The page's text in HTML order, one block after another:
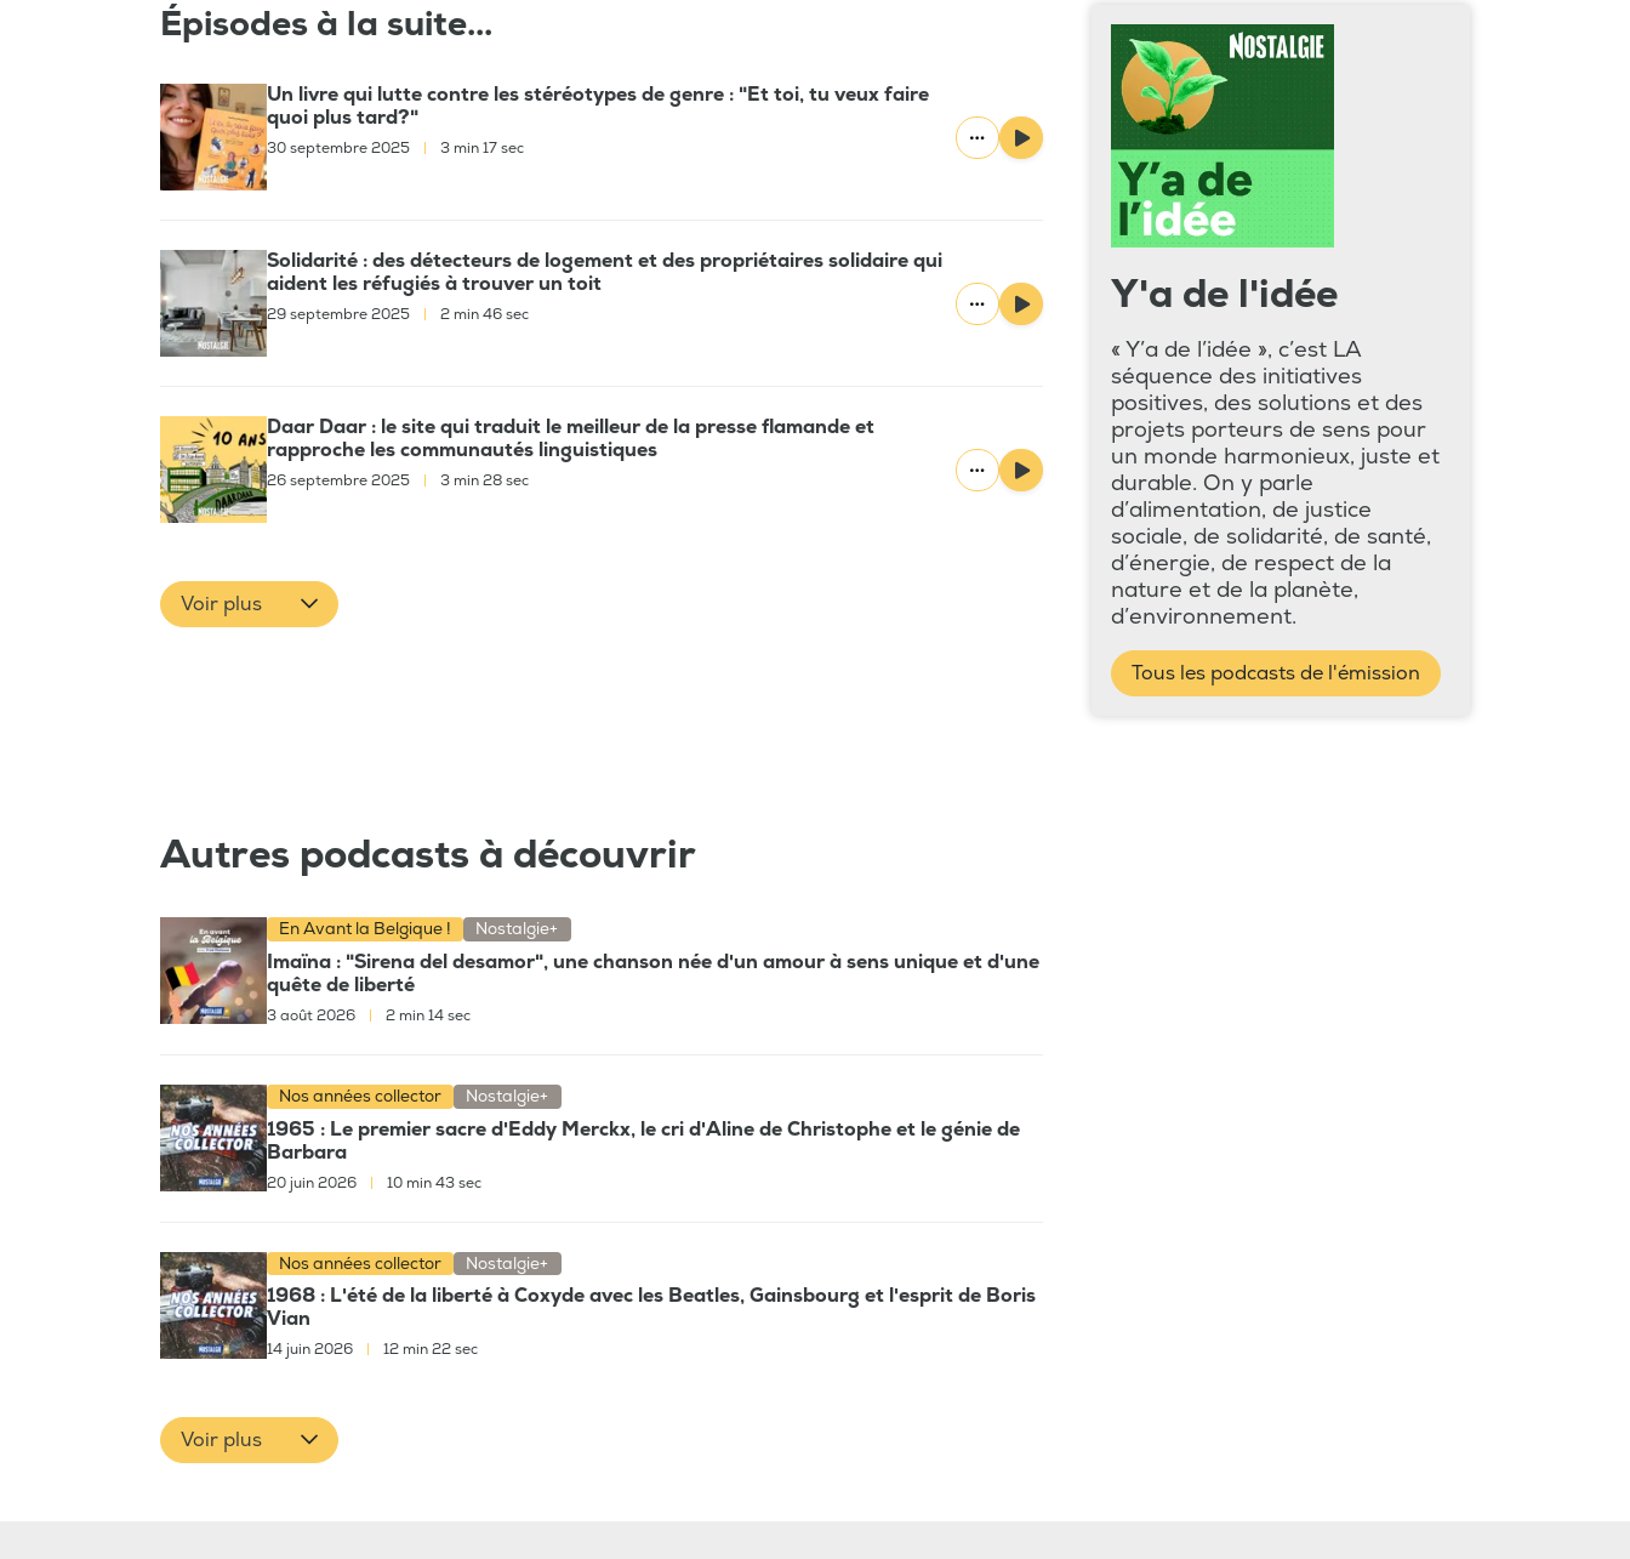
Épisodes à la suite...
Un livre qui lutte contre les stéréotypes de genre : "Et toi, tu veux faire
quoi plus tard?"
30 septembre 2025 3 min 17 sec
Solidarité : des détecteurs de logement et des propriétaires solidaire qui
aident les réfugiés à trouver un toit
29 septembre 2025 2 min 46 sec
Daar Daar : le site qui traduit le meilleur de la presse flamande et
rapproche les communautés linguistiques
26 septembre 2025 3 min 28 sec
Voir plus
Y'a de l'idée
« Y’a de l’idée », c’est LA
séquence des initiatives
positives, des solutions et des
projets porteurs de sens pour
un monde harmonieux, juste et
durable. On y parle
d’alimentation, de justice
sociale, de solidarité, de santé,
d’énergie, de respect de la
nature et de la planète,
d’environnement.
Tous les podcasts de l'émission
Autres podcasts à découvrir
En Avant la Belgique ! Nostalgie+
Imaïna : "Sirena del desamor", une chanson née d'un amour à sens unique et d'une
quête de liberté
3 août 2026 2 min 14 sec
Nos années collector Nostalgie+
1965 : Le premier sacre d'Eddy Merckx, le cri d'Aline de Christophe et le génie de
Barbara
20 juin 2026 | 10 min 43 sec
Nos années collector Nostalgie+
1968 : L'été de la liberté à Coxyde avec les Beatles, Gainsbourg et l'esprit de Boris
Vian
14 juin 2026 12 min 22 sec
Voir plus